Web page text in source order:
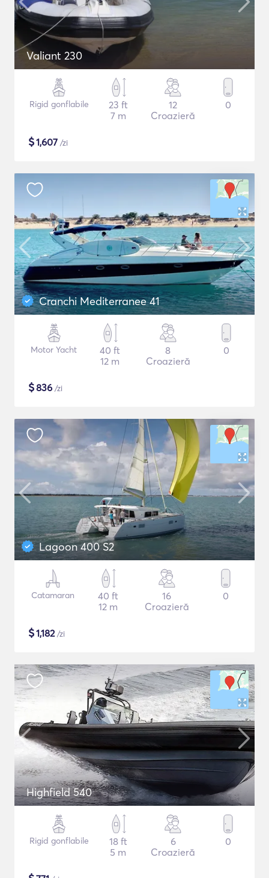
Valiant 230
Rigid gonflabile
23 ft
7 m
12
Croazieră
0
$1,607 /zi
Cranchi Mediterranee 41
Motor Yacht
40 ft
12 m
8
Croazieră
0
$836 /zi
Lagoon 400 S2
Catamaran
40 ft
12 m
16
Croazieră
0
$1,182/zi
Highfield 540
Rigid gonflabile
18 ft
5 m
6
Croazieră
0